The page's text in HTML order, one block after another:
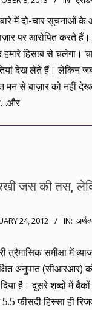
में दो-चार सूचनाओं के
पर आरोपित करते
हिसाब से चलेगा।
देख लेते हैं। लेकिन
से बाज़ार को नहीं
रखी जस की तस,
24, 2012 IN:
त्रैमासिक समीक्षा में
अनुपात (सीआरआर)
है। दूसरे शब्दों में
फीसदी हिस्सा ही